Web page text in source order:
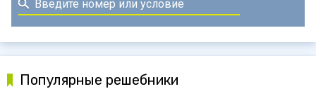
Популярные решебники